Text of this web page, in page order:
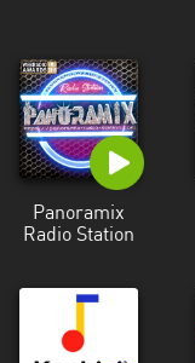
Panoramix
Radio Station